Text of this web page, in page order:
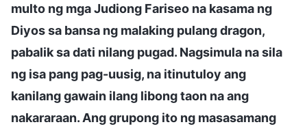
multo ng mga Judiong Fariseo na kasama ng
Diyos sa bansa ng malaking pulang dragon,
pabalik sa dati nilang pugad. Nagsimula na sila
ng isa pang pag-uusig, na itinutuloy ang
kanilang gawain ilang libong taon na ang
nakararaan. Ang grupong ito ng masasamang